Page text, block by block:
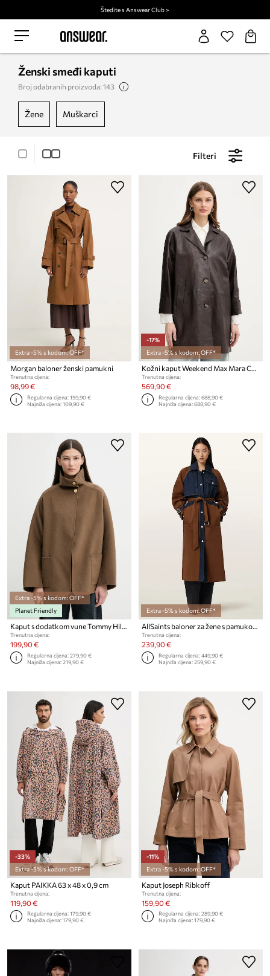
Štedite s Answear Club >
Ženski smeđi kaputi
Broj odabranih proizvoda: 143
žene muškarci
Filteri
Extra -5% s kodom: OFF*
Morgan baloner ženski pamukni
Trenutna cijena:
98,99 €
Regularna cijena:159,90 €
Najniža cijena:109,90 €
-17%
Extra -5% s kodom: OFF*
Kožni kaput Weekend Max Mara CAMINO
Trenutna cijena:
569,90 €
Regularna cijena:688,90 €
Najniža cijena:688,90 €
Extra -5% s kodom: OFF*
Planet Friendly
Kaput s dodatkom vune Tommy Hilfiger
Trenutna cijena:
199,90 €
Regularna cijena:279,90 €
Najniža cijena:219,90 €
Extra -5% s kodom: OFF*
AllSaints baloner za žene s pamukom DAYLY TRENCH
Trenutna cijena:
239,90 €
Regularna cijena:449,90 €
Najniža cijena:259,90 €
-33%
Extra -5% s kodom: OFF*
Kaput PAIKKA 63 x 48 x 0,9 cm
Trenutna cijena:
119,90 €
Regularna cijena:179,90 €
Najniža cijena:179,90 €
-11%
Extra -5% s kodom: OFF*
Kaput Joseph Ribkoff
Trenutna cijena:
159,90 €
Regularna cijena:289,90 €
Najniža cijena:179,90 €